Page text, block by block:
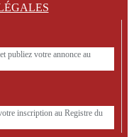
publiez votre annonce au
inscription au Registre du